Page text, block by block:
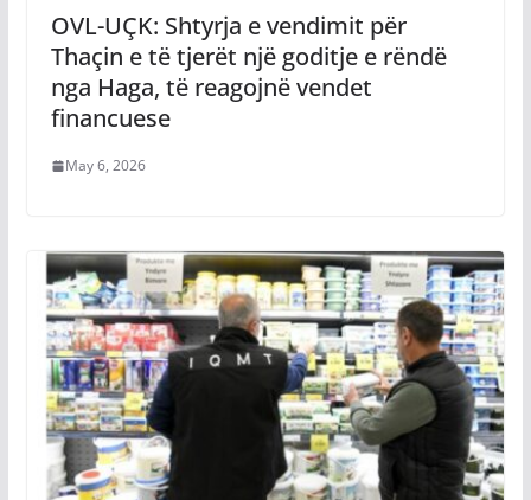
OVL-UÇK: Shtyrja e vendimit për
Thaçin e të tjerët një goditje e rëndë
nga Haga, të reagojnë vendet
financuese
May 6, 2026